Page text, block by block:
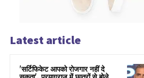
Latest article
'सर्टिफिकेट आपको रोजगार नहीं दे